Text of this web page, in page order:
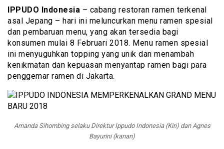
IPPUDO Indonesia – cabang restoran ramen terkenal
asal Jepang – hari ini meluncurkan menu ramen spesial
dan pembaruan menu, yang akan tersedia bagi
konsumen mulai 8 Februari 2018. Menu ramen spesial
ini menyuguhkan topping yang unik dan menambah
kenikmatan dan kepuasan menyantap ramen bagi para
penggemar ramen di Jakarta.
Amanda Sihombing selaku Direktur Ippudo Indonesia (Kiri) dan Agnes
Bayurini (kanan)